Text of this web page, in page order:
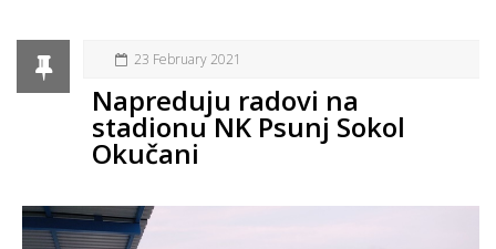
23 February 2021
Napreduju radovi na
stadionu NK Psunj Sokol
Okučani